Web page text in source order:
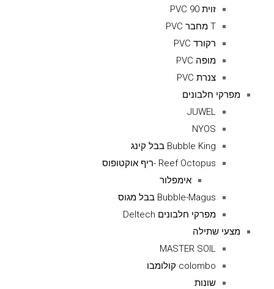
זוית 90 PVC
T מחבר PVC
רקורד PVC
מופה PVC
צנרת PVC
מפרקי חלבונים
JUWEL
NYOS
Bubble King בבל קינג
Reef Octopus -ריף אוקטופוס
אימפלור
Bubble-Magus בבל מגוס
מפרקי חלבונים Deltech
מצעי שתילה
MASTER SOIL
colombo קולומבו
שונות